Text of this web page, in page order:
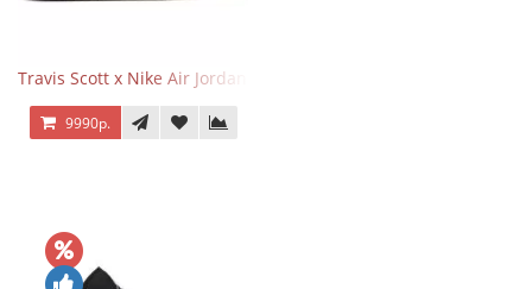
Travis Scott x Nike Air Jordan 1 Retro Low OG SP Olive
9990р.